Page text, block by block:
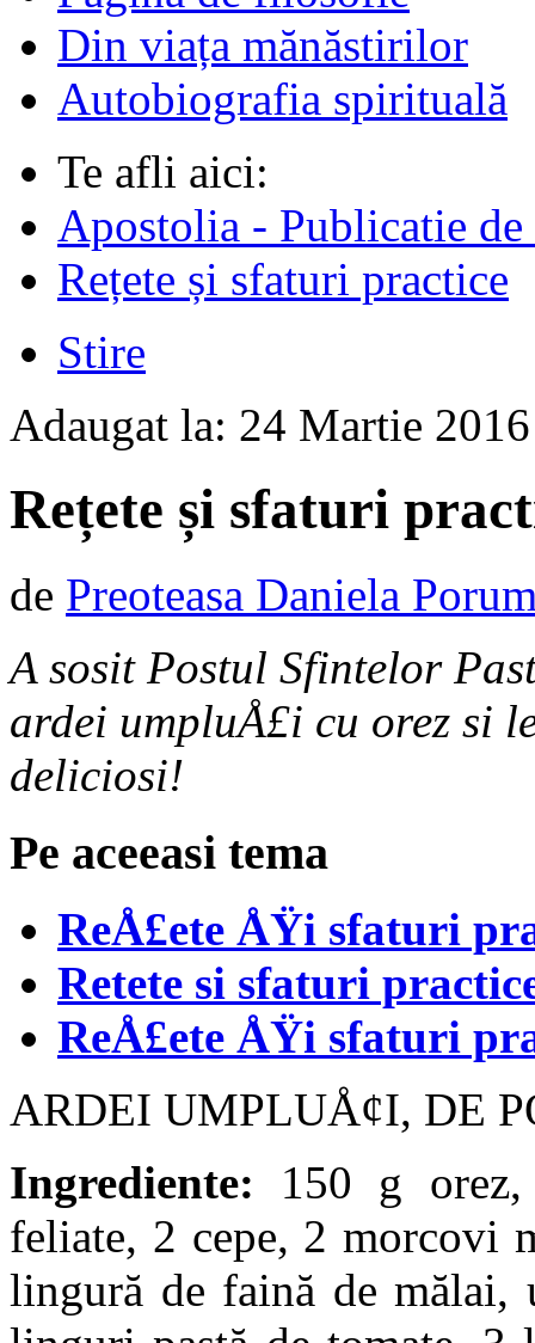
Din viața mănăstirilor
Autobiografia spirituală
Te afli aici:
Apostolia - Publicatie
Rețete și sfaturi practice
Stire
Adaugat la: 24 Martie
Rețete și sfaturi
de Preoteasa Daniela
A sosit Postul Sfintelor
ardei umpluÅ£i cu orez si
deliciosi!
Pe aceeasi tema
ReÅ£ete ÅŸi sfaturi
Retete si sfaturi
ReÅ£ete ÅŸi sfaturi
ARDEI UMPLUÅ¢I, DE
Ingrediente: 150 g
feliate, 2 cepe, 2 morcovi
lingură de faină de